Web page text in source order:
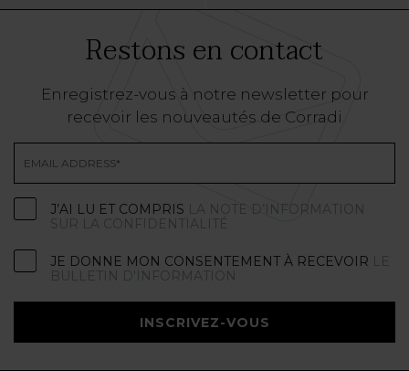
Restons en contact
Enregistrez-vous à notre newsletter pour
recevoir les nouveautés de Corradi
J’AI LU ET COMPRIS LA NOTE D’INFORMATION
SUR LA CONFIDENTIALITÉ
JE DONNE MON CONSENTEMENT À RECEVOIR LE
BULLETIN D'INFORMATION
INSCRIVEZ-VOUS